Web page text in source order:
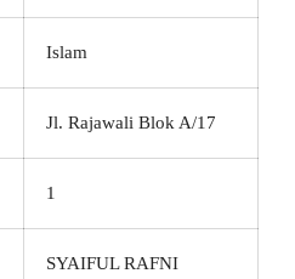
Islam
Jl. Rajawali Blok A/17
1
SYAIFUL RAFNI